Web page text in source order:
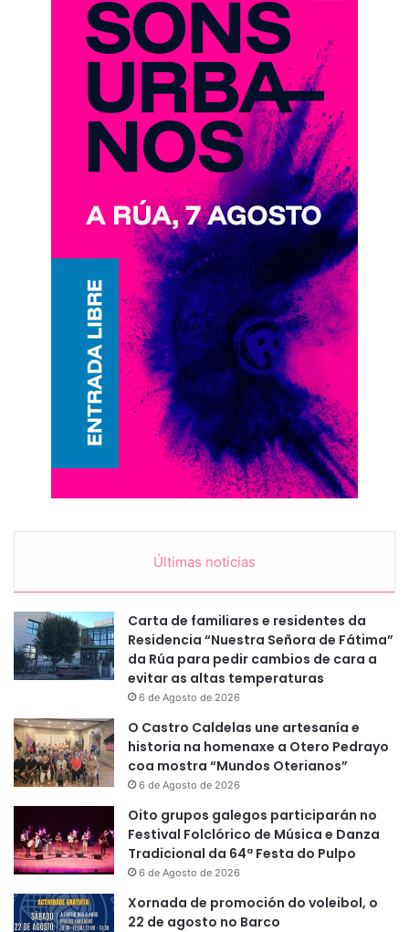
Últimas noticias
Carta de familiares e residentes da
Residencia “Nuestra Señora de Fátima”
da Rúa para pedir cambios de cara a
evitar as altas temperaturas
6 de Agosto de 2026
O Castro Caldelas une artesanía e
historia na homenaxe a Otero Pedrayo
coa mostra “Mundos Oterianos”
6 de Agosto de 2026
Oito grupos galegos participarán no
Festival Folclórico de Música e Danza
Tradicional da 64ª Festa do Pulpo
6 de Agosto de 2026
Xornada de promoción do voleibol, o
22 de agosto no Barco